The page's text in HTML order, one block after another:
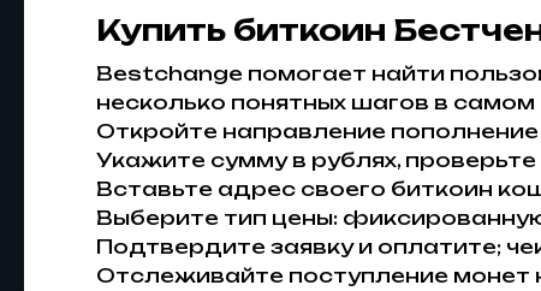
Купить биткоин
Bestchange помогает найти
несколько понятных шагов в самом
Откройте направление
Укажите сумму в рублях,
Вставьте адрес своего биткоин
Выберите тип цены:
Подтвердите заявку и оплатите;
Отслеживайте поступление монет